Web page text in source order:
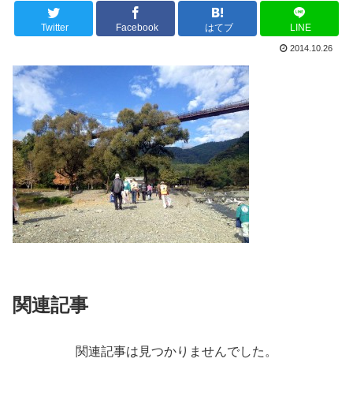
Twitter Facebook はてブ LINE
2014.10.26
関連記事
関連記事は見つかりませんでした。